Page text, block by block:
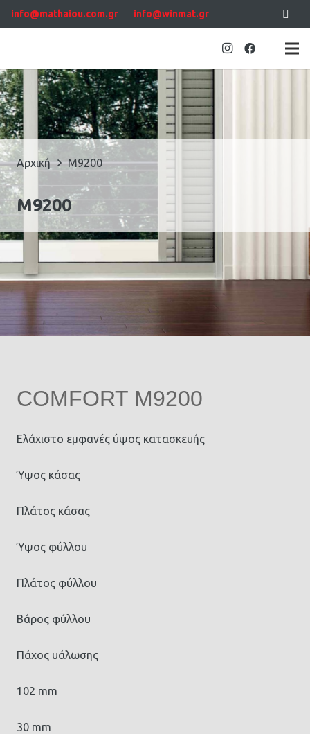
info@mathaiou.com.gr info@winmat.gr
Αρχική M9200
M9200
COMFORT M9200
Ελάχιστο εμφανές ύψος κατασκευής
Ύψος κάσας
Πλάτος κάσας
Ύψος φύλλου
Πλάτος φύλλου
Βάρος φύλλου
Πάχος υάλωσης
102 mm
30 mm